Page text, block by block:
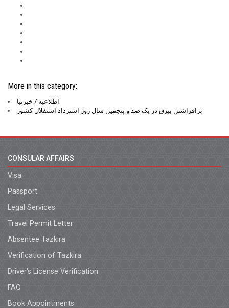
More in this category:
اطلاعیه / خبرتیا
برافراشتن بیرق در یک صد و پنجمین سال روز استرداد استقلال کشور
CONSULAR AFFAIRS
Visa
Passport
Legal Services
Travel Permit Letter
Absentee Tazkira
Verification of Tazkira
Driver's License Verification
FAQ
Book Appointments